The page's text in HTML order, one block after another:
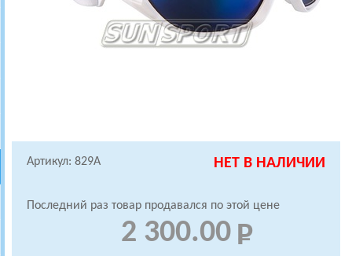
Артикул: 829A НЕТ В НАЛИЧИИ
Последний раз товар продавался по этой цене
2 300.00